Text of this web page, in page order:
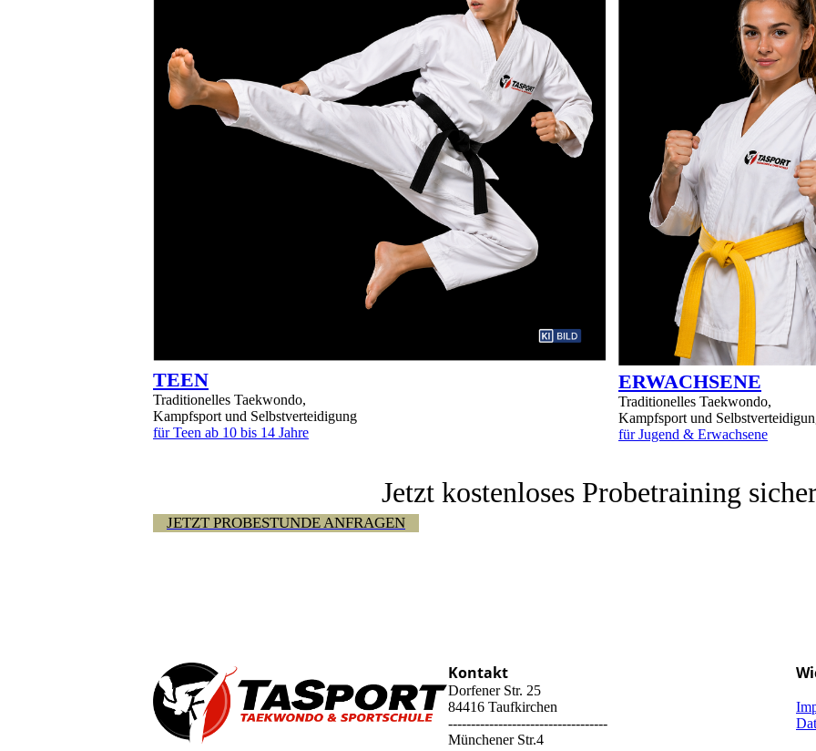
TEEN
Traditionelles Taekwondo,
Kampfsport und Selbstverteidigung
für Teen ab 10 bis 14 Jahre
ERWACHSENE
Traditionelles Taekwondo,
Kampfsport und
für Jugend & Erwachsene
Jetzt kostenloses Probetraining
JETZT PROBESTUNDE ANFRAGEN
Kontakt
Dorfener Str. 25
84416 Taufkirchen
-----------------------------------
Münchener Str.4